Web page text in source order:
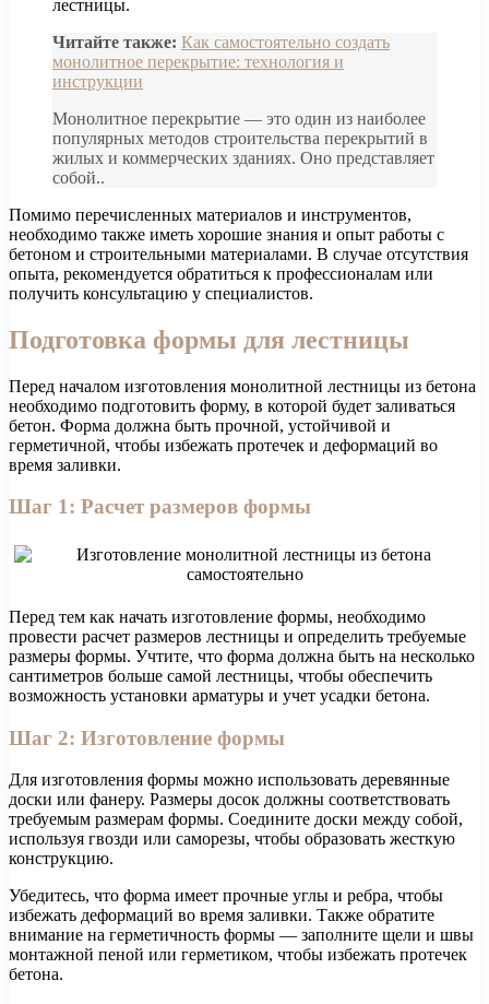
лестницы.
Читайте также: Как самостоятельно создать
монолитное перекрытие: технология и
инструкции
Монолитное перекрытие — это один из наиболее
популярных методов строительства перекрытий в
жилых и коммерческих зданиях. Оно представляет
собой..
Помимо перечисленных материалов и инструментов,
необходимо также иметь хорошие знания и опыт работы с
бетоном и строительными материалами. В случае отсутствия
опыта, рекомендуется обратиться к профессионалам или
получить консультацию у специалистов.
Подготовка формы для лестницы
Перед началом изготовления монолитной лестницы из бетона
необходимо подготовить форму, в которой будет заливаться
бетон. Форма должна быть прочной, устойчивой и
герметичной, чтобы избежать протечек и деформаций во
время заливки.
Шаг 1: Расчет размеров формы
Перед тем как начать изготовление формы, необходимо
провести расчет размеров лестницы и определить требуемые
размеры формы. Учтите, что форма должна быть на несколько
сантиметров больше самой лестницы, чтобы обеспечить
возможность установки арматуры и учет усадки бетона.
Шаг 2: Изготовление формы
Для изготовления формы можно использовать деревянные
доски или фанеру. Размеры досок должны соответствовать
требуемым размерам формы. Соедините доски между собой,
используя гвозди или саморезы, чтобы образовать жесткую
конструкцию.
Убедитесь, что форма имеет прочные углы и ребра, чтобы
избежать деформаций во время заливки. Также обратите
внимание на герметичность формы — заполните щели и швы
монтажной пеной или герметиком, чтобы избежать протечек
бетона.